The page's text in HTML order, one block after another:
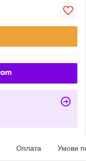
Оплата Умови